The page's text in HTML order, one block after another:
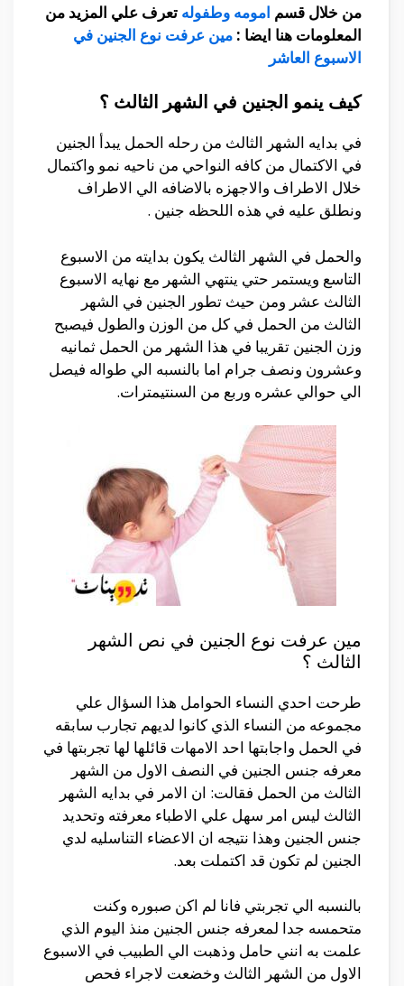
من خلال قسم امومه وطفوله تعرف علي المزيد من
المعلومات هنا ايضا : مين عرفت نوع الجنين في
الاسبوع العاشر
كيف ينمو الجنين في الشهر الثالث ؟
في بدايه الشهر الثالث من رحله الحمل يبدأ الجنين
في الاكتمال من كافه النواحي من ناحيه نمو واكتمال
خلال الاطراف والاجهزه بالاضافه الي الاطراف
ونطلق عليه في هذه اللحظه جنين .
والحمل في الشهر الثالث يكون بدايته من الاسبوع
التاسع ويستمر حتي ينتهي الشهر مع نهايه الاسبوع
الثالث عشر ومن حيث تطور الجنين في الشهر
الثالث من الحمل في كل من الوزن والطول فيصبح
وزن الجنين تقريبا في هذا الشهر من الحمل ثمانيه
وعشرون ونصف جرام اما بالنسبه الي طواله فيصل
الي حوالي عشره وربع من السنتيمترات.
مين عرفت نوع الجنين في نص الشهر
الثالث ؟
طرحت احدي النساء الحوامل هذا السؤال علي
مجموعه من النساء الذي كانوا لديهم تجارب سابقه
في الحمل واجابتها احد الامهات قائلها لها تجربتها في
معرفه جنس الجنين في النصف الاول من الشهر
الثالث من الحمل فقالت: ان الامر في بدايه الشهر
الثالث ليس امر سهل علي الاطباء معرفته وتحديد
جنس الجنين وهذا نتيجه ان الاعضاء التناسليه لدي
الجنين لم تكون قد اكتملت بعد.
بالنسبه الي تجربتي فانا لم اكن صبوره وكنت
متحمسه جدا لمعرفه جنس الجنين منذ اليوم الذي
علمت به انني حامل وذهبت الي الطبيب في الاسبوع
الاول من الشهر الثالث وخضعت لاجراء فحص